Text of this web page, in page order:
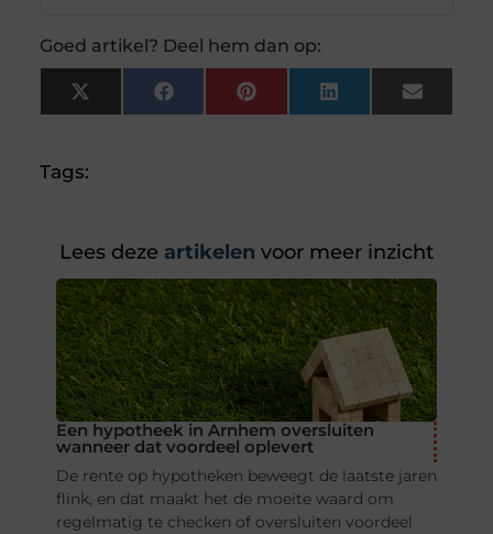
Goed artikel? Deel hem dan op:
X
(Twitter)
FacebookPinterestLinkedInEmail
Tags:
Lees deze artikelen voor meer inzicht
Een hypotheek in Arnhem oversluiten
wanneer dat voordeel oplevert
De rente op hypotheken beweegt de laatste jaren
flink, en dat maakt het de moeite waard om
regelmatig te checken of oversluiten voordeel